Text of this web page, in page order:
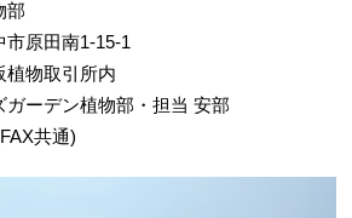
部
原田南1-15-1
物取引所内
ーデン植物部・担当 安部
共通)